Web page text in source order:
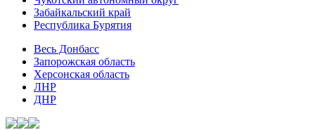
Забайкальский край
Республика Бурятия
Весь Донбасс
Запорожская область
Херсонская область
ЛНР
ДНР